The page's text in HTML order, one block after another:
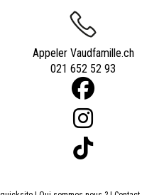
Appeler Vaudfamille.ch
021 652 52 93